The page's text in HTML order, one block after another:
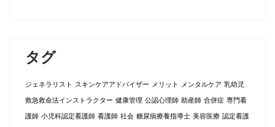
タグ
ジェネラリスト スキンケアアドバイザー メリット メンタルケア 乳幼児
救急救命法インストラクター 健康管理 公認心理師 助産師 合併症 専門看
護師 小児科認定看護師 看護師 社会 糖尿病療養指導士 美容医療 認定看護